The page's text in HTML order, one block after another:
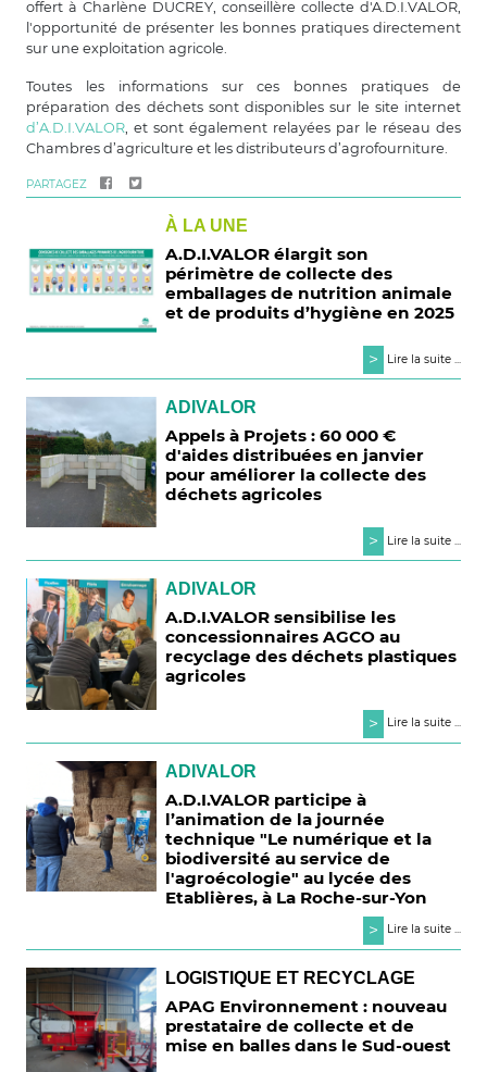
offert à Charlène DUCREY, conseillère collecte d'A.D.I.VALOR,
l'opportunité de présenter les bonnes pratiques directement
sur une exploitation agricole.
Toutes les informations sur ces bonnes pratiques de
préparation des déchets sont disponibles sur le site internet
d’A.D.I.VALOR , et sont également relayées par le réseau des
Chambres d’agriculture et les distributeurs d’agrofourniture.
PARTAGEZ
À LA UNE
A.D.I.VALOR élargit son
périmètre de collecte des
emballages de nutrition animale
et de produits d’hygiène en 2025
> Lire la suite ...
ADIVALOR
Appels à Projets : 60 000 €
d'aides distribuées en janvier
pour améliorer la collecte des
déchets agricoles
> Lire la suite ...
ADIVALOR
A.D.I.VALOR sensibilise les
concessionnaires AGCO au
recyclage des déchets plastiques
agricoles
> Lire la suite ...
ADIVALOR
A.D.I.VALOR participe à
l’animation de la journée
technique "Le numérique et la
biodiversité au service de
l'agroécologie" au lycée des
Etablières, à La Roche-sur-Yon
>
Lire la suite ...
LOGISTIQUE ET RECYCLAGE
APAG Environnement : nouveau
prestataire de collecte et de
mise en balles dans le Sud-ouest